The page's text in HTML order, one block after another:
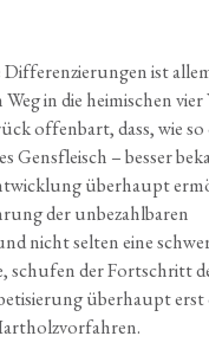
ist
in die hei­mi­schen
offen­bart, dass, wie
Gens­fleisch – bes­ser
über­haupt
der unbe­zahl­ba­ren
nicht sel­ten eine
schu­fen der Fort­schritt
über­haupt erst